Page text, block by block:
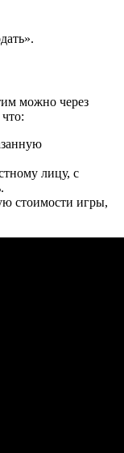
можно через
лицу, с
стоимости игры,